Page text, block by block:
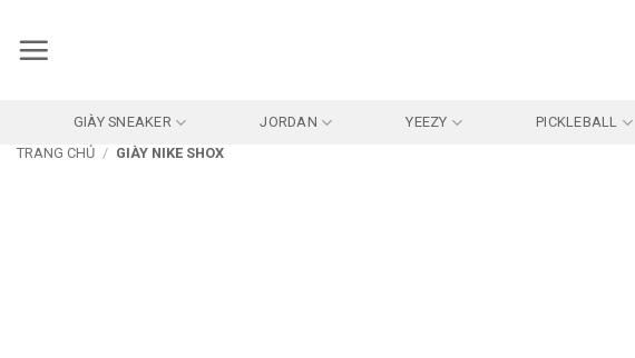
qua
GIÀY SNEAKER JORDAN YEEZY PICKLEBALL
TRANG CHỦ / GIÀY NIKE SHOX